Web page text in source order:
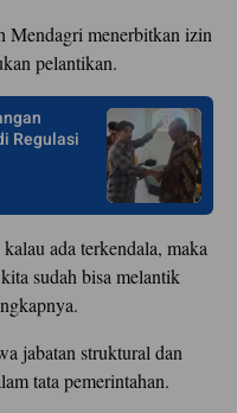
Mendagri menerbitkan izin
pelantikan.
Regulasi
ada terkendala, maka
sudah bisa melantik
jabatan struktural dan
tata pemerintahan.